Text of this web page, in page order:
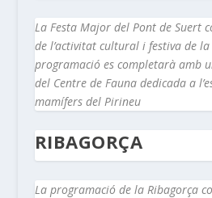
La Festa Major del Pont de Suert
de l’activitat cultural i festiva de
programació es completarà amb
del Centre de Fauna dedicada a
mamífers del Pirineu
RIBAGORÇA
La programació de la Ribagorça